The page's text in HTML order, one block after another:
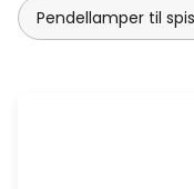
Pendellamper til